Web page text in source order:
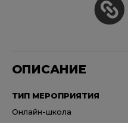
ОПИСАНИЕ
ТИП МЕРОПРИЯТИЯ
Онлайн-школа